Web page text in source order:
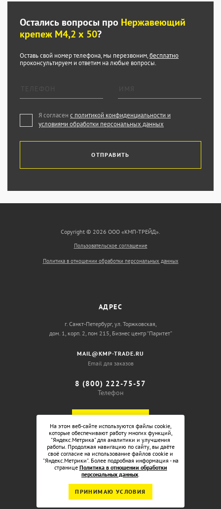
Остались вопросы про Нержавеющий
крепеж М4,2 х 50?
Оставь свой номер телефона, мы перезвоним,бесплатно
проконсультируем и ответим на любые вопросы.
Я согласен с политикой конфиденциальности и
условиями обработки персональных данных
ОТПРАВИТЬ
Copyright © 2026 ООО «КМП-ТРЕЙД».
Пользовательское соглашение
Политика в отношении обработки персональных данных
АДРЕС
г. Санкт-Петербург, ул. Торжковская,
дом. 1, корп. 2, пом 215, Бизнес центр “Паритет”
MAIL@KMP-TRADE.RU
Email для заказов
8 (800) 222-75-57
Телефон
На этом веб-сайте используются файлы cookie,
которые обеспечивают работу многих функций,
"Яндекс.Метрика" для аналитики и улучшения
работы. Продолжая навигацию по сайту, вы даёте
своё согласие на использование файлов cookie и
"Яндекс.Метрики". Более подробная информация - на
странице Политика в отношении обработки
персональных данных.
ПРИНИМАЮ УСЛОВИЯ